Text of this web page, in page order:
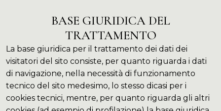
BASE GIURIDICA DEL
TRATTAMENTO
La base giuridica per il trattamento dei dati dei
visitatori del sito consiste, per quanto riguarda i dati
di navigazione, nella necessità di funzionamento
tecnico del sito medesimo, lo stesso dicasi per i
cookies tecnici, mentre, per quanto riguarda gli altri